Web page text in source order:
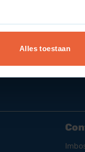
Alles toestaan
Wat is